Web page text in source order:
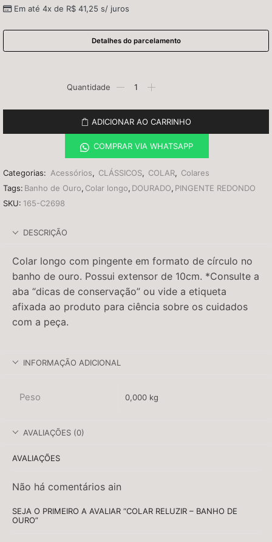
Em até 4x de R$ 41,25 s/ juros
Detalhes do parcelamento
ADICIONAR AO CARRINHO
COMPRAR VIA WHATSAPP
Categorias: Acessórios, CLÁSSICOS, COLAR, Colares
Tags: Banho de Ouro, Colar longo, DOURADO, PINGENTE REDONDO
SKU: 165-C2698
DESCRIÇÃO
Colar longo com pingente em formato de círculo no
banho de ouro. Possui extensor de 10cm. *Consulte a
aba “dicas de conservação” ou vide a etiqueta
afixada ao produto para ciência sobre os cuidados
com a peça.
INFORMAÇÃO ADICIONAL
Peso 0,000 kg
AVALIAÇÕES (0)
AVALIAÇÕES
Não há comentários ain
SEJA O PRIMEIRO A AVALIAR “COLAR RELUZIR – BANHO DE
OURO”